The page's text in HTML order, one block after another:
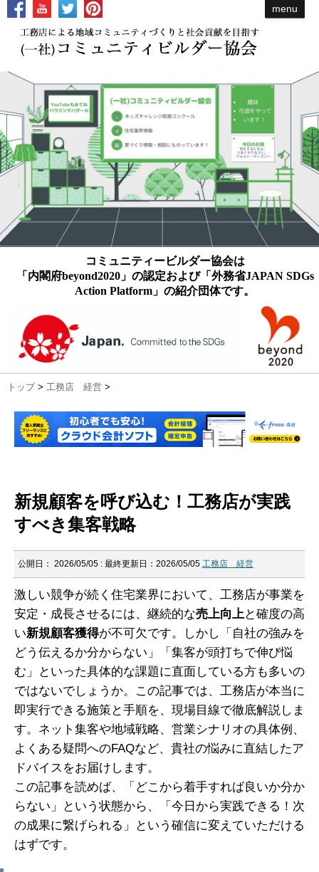
menu
コミュニティービルダー協会は
「内閣府beyond2020」の認定および「外務省JAPAN SDGs
Action Platform」の紹介団体です。
トップ > 工務店 経営 >
新規顧客を呼び込む！工務店が実践
すべき集客戦略
公開日： 2026/05/05 : 最終更新日：2026/05/05 工務店 経営
激しい競争が続く住宅業界において、工務店が事業を
安定・成長させるには、継続的な売上向上と確度の高
い新規顧客獲得が不可欠です。しかし「自社の強みを
どう伝えるか分からない」「集客が頭打ちで伸び悩
む」といった具体的な課題に直面している方も多いの
ではないでしょうか。この記事では、工務店が本当に
即実行できる施策と手順を、現場目線で徹底解説しま
す。ネット集客や地域戦略、営業シナリオの具体例、
よくある疑問へのFAQなど、貴社の悩みに直結したア
ドバイスをお届けします。
この記事を読めば、「どこから着手すれば良いか分か
らない」という状態から、「今日から実践できる！次
の成果に繋げられる」という確信に変えていただける
はずです。